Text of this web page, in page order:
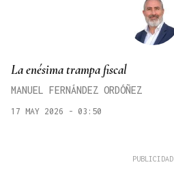
La enésima trampa fiscal
MANUEL FERNÁNDEZ ORDÓÑEZ
17 MAY 2026 - 03:50